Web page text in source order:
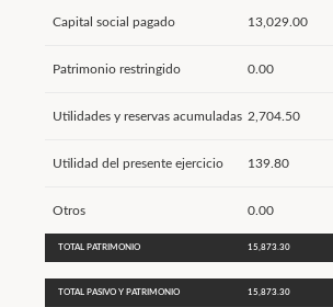
Capital social pagado 13,029.00
Patrimonio restringido 0.00
Utilidades y reservas acumuladas 2,704.50
Utilidad del presente ejercicio 139.80
Otros 0.00
TOTAL PATRIMONIO 15,873.30
TOTAL PASIVO Y PATRIMONIO 15,873.30